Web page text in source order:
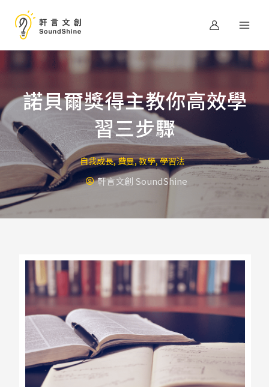
要
諾貝爾獎得主教你高效學
習三步驟
自我成長,費曼,教學,學習法
軒言文創 SoundShine